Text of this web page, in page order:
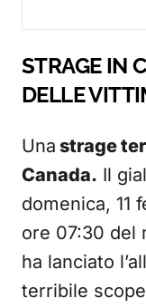
STRAGE IN
DELLE
Una strage
Canada. Il
domenica, 11
ore 07:30 del
ha lanciato
terribile